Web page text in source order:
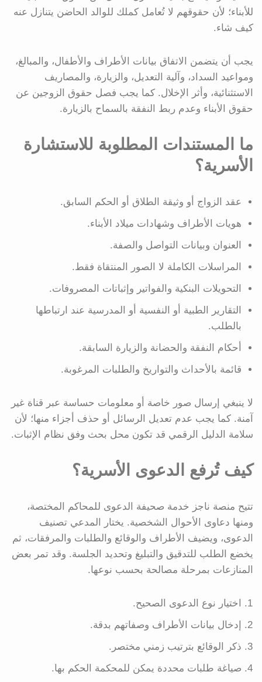
للأبناء؛ لأن حقوقهم لا تُعامل كملك للوالد الحاضن يتنازل عنه
كيف شاء.
يجب أن يتضمن الاتفاق بيانات الأطراف والأطفال، والمبالغ،
ومواعيد السداد، وآلية التعديل، والزيارة، والمصاريف
الاستثنائية، وأثر الإخلال. كما يجب فصل حقوق الزوجين عن
حقوق الأبناء وعدم ربط النفقة بالسماح بالزيارة.
ما المستندات المطلوبة للاستشارة
الأسرية؟
عقد الزواج أو وثيقة الطلاق أو الحكم السابق.
هويات الأطراف وشهادات ميلاد الأبناء.
العنوان وبيانات التواصل والصفة.
المراسلات الكاملة لا الصور المنتقاة فقط.
التحويلات البنكية والفواتير وإثباتات المصروفات.
التقارير الطبية أو النفسية أو المدرسية عند ارتباطها
بالطلب.
أحكام النفقة والحضانة والزيارة السابقة.
قائمة بالأحداث والتواريخ والطلبات المرغوبة.
لا ينبغي إرسال صور خاصة أو معلومات حساسة عبر قناة غير
آمنة. كما يجب عدم تعديل الرسائل أو حذف أجزاء منها؛ لأن
سلامة الدليل الرقمي قد تكون محل بحث وفق نظام الإثبات.
كيف تُرفع الدعوى الأسرية؟
تتيح منصة ناجز خدمة صحيفة الدعوى للمحاكم المختصة،
ومنها دعاوى الأحوال الشخصية. يختار المدعي تصنيف
الدعوى، ويضيف الأطراف والوقائع والطلبات والمرفقات، ثم
يخضع الطلب للتدقيق والتبليغ وتحديد الجلسة. وقد تمر بعض
المنازعات بمرحلة مصالحة بحسب نوعها.
اختيار نوع الدعوى الصحيح.
إدخال بيانات الأطراف وصفاتهم بدقة.
ذكر الوقائع بترتيب زمني مختصر.
صياغة طلبات محددة يمكن للمحكمة الحكم بها.